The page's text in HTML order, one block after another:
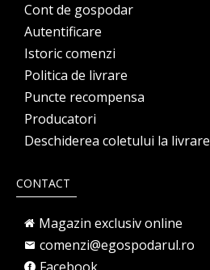
Cont de gospodar
Autentificare
Istoric comenzi
Politica de livrare
Puncte recompensa
Producatori
Deschiderea coletului la livrare
CONTACT
Magazin exclusiv online
comenzi@egospodarul.ro